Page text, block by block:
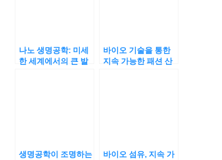
나노 생명공학: 미세
한 세계에서의 큰 발
바이오 기술을 통한
지속 가능한 패션 산
생명공학이 조명하는
바이오 섬유, 지속 가